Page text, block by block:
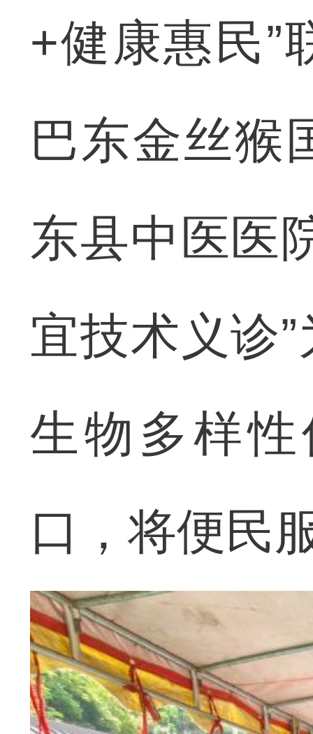
+健康惠民”
巴东金丝猴
东县中医医
宜技术义诊
生物多样
口，将便民